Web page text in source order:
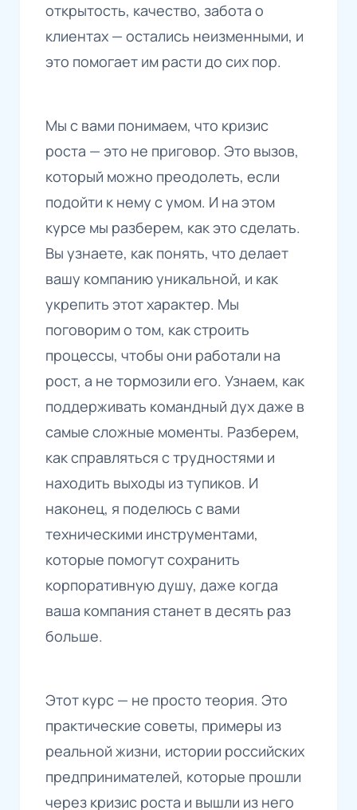
открытость, качество, забота о
клиентах — остались неизменными, и
это помогает им расти до сих пор.
Мы с вами понимаем, что кризис
роста — это не приговор. Это вызов,
который можно преодолеть, если
подойти к нему с умом. И на этом
курсе мы разберем, как это сделать.
Вы узнаете, как понять, что делает
вашу компанию уникальной, и как
укрепить этот характер. Мы
поговорим о том, как строить
процессы, чтобы они работали на
рост, а не тормозили его. Узнаем, как
поддерживать командный дух даже в
самые сложные моменты. Разберем,
как справляться с трудностями и
находить выходы из тупиков. И
наконец, я поделюсь с вами
техническими инструментами,
которые помогут сохранить
корпоративную душу, даже когда
ваша компания станет в десять раз
больше.
Этот курс — не просто теория. Это
практические советы, примеры из
реальной жизни, истории российских
предпринимателей, которые прошли
через кризис роста и вышли из него